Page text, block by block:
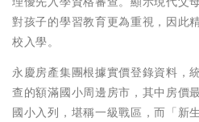
對孩子的學習教育更為重視，因此
校入學。
永慶房產集團根據實價登錄資料，
查的額滿國小周邊房市，其中房價
國小入列，堪稱一級戰區，而「新